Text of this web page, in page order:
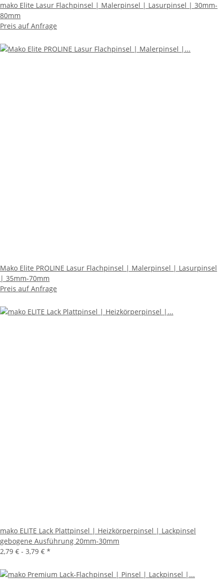
mako Elite Lasur Flachpinsel | Malerpinsel | Lasurpinsel | 30mm-
80mm
Preis auf Anfrage
Mako Elite PROLINE Lasur Flachpinsel | Malerpinsel | Lasurpinsel
| 35mm-70mm
Preis auf Anfrage
mako ELITE Lack Plattpinsel | Heizkörperpinsel | Lackpinsel
gebogene Ausführung 20mm-30mm
2,79 € - 3,79 € *